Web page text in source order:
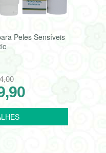
Peles Sensíveis